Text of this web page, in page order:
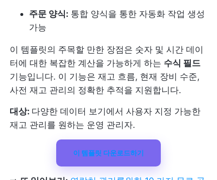
주문 양식: 통합 양식을 통한 자동화 작업 생성
가능
이 템플릿의 주목할 만한 장점은 숫자 및 시간 데이
터에 대한 복잡한 계산을 가능하게 하는 수식 필드
기능입니다. 이 기능은 재고 흐름, 현재 장비 수준,
사전 재고 관리의 정확한 추적을 지원합니다.
대상: 다양한 데이터 보기에서 사용자 지정 가능한
재고 관리를 원하는 운영 관리자.
이 템플릿 다운로드하기